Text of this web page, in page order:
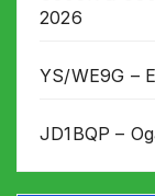
2026
YS/WE9G –
JD1BQP –